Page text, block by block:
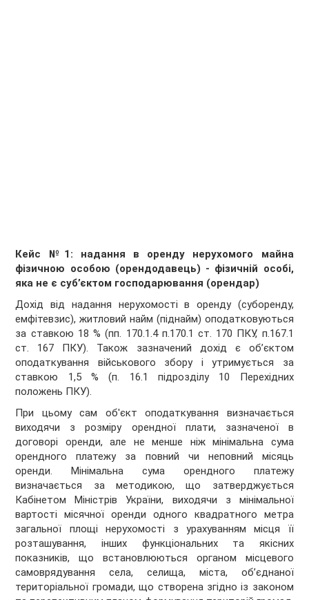
Кейс №1: надання в оренду нерухомого майна
фізичною особою (орендодавець) - фізичній особі,
яка не є суб’єктом господарювання (орендар)
Дохід від надання нерухомості в оренду (суборенду,
емфітевзис), житловий найм (піднайм) оподатковуються
за ставкою 18 % (пп. 170.1.4 п.170.1 ст. 170 ПКУ, п.167.1
ст. 167 ПКУ). Також зазначений дохід є об’єктом
оподаткування військового збору і утримується за
ставкою 1,5 % (п. 16.1 підрозділу 10 Перехідних
положень ПКУ).
При цьому сам об'єкт оподаткування визначається
виходячи з розміру орендної плати, зазначеної в
договорі оренди, але не менше ніж мінімальна сума
орендного платежу за повний чи неповний місяць
оренди. Мінімальна сума орендного платежу
визначається за методикою, що затверджується
Кабінетом Міністрів України, виходячи з мінімальної
вартості місячної оренди одного квадратного метра
загальної площі нерухомості з урахуванням місця її
розташування, інших функціональних та якісних
показників, що встановлюються органом місцевого
самоврядування села, селища, міста, об’єднаної
територіальної громади, що створена згідно із законом